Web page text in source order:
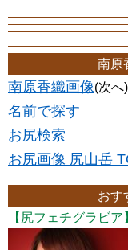
南原
南原香織画像(次へ)
名前で探す
お尻検索
お尻画像 尻山岳
おす
【尻フェチグラビア